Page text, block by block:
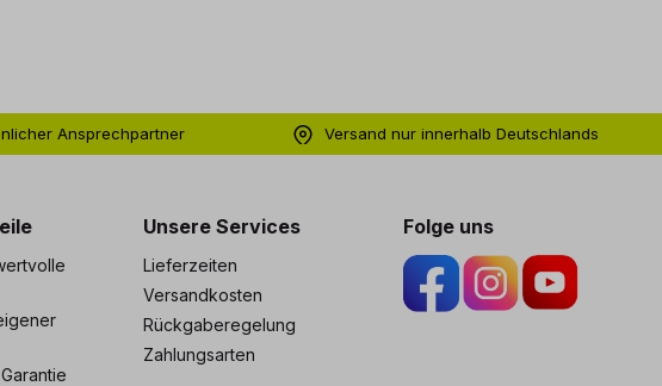
Ansprechpartner
Versand nur innerhalb Deutschlands
Unsere Services
Lieferzeiten
Versandkosten
Rückgaberegelung
Zahlungsarten
Folge uns